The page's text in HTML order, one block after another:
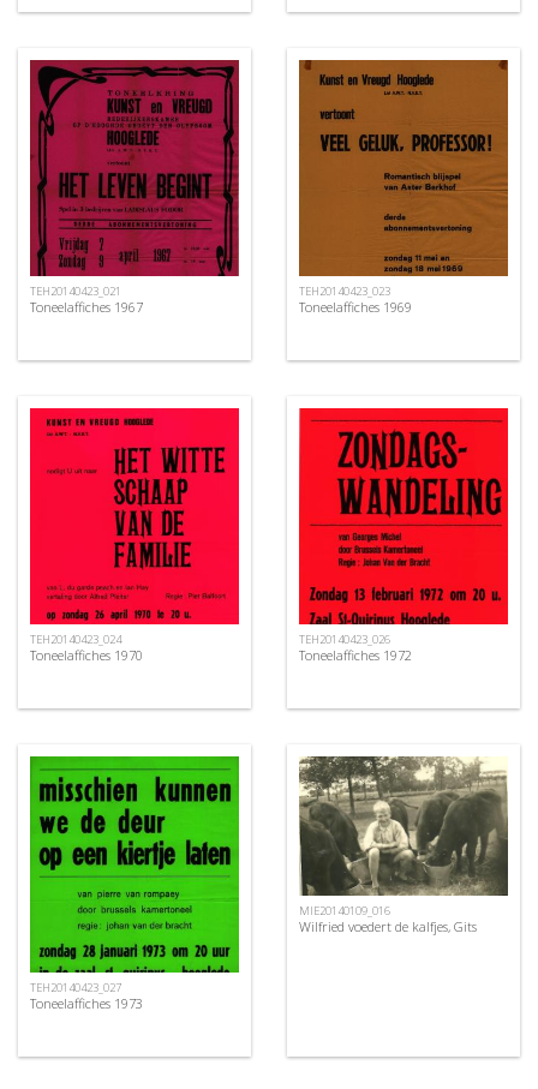
TEH20140423_021
Toneelaffiches 1967
TEH20140423_023
Toneelaffiches 1969
TEH20140423_024
Toneelaffiches 1970
TEH20140423_026
Toneelaffiches 1972
TEH20140423_027
Toneelaffiches 1973
MIE20140109_016
Wilfried voedert de kalfjes, Gits